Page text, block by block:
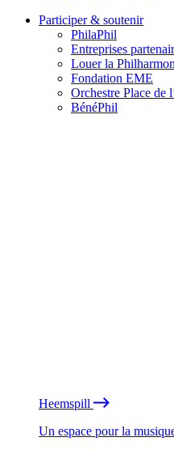
Participer & soutenir
PhilaPhil
Entreprises
Louer la
Fondation EME
Orchestre Place de
BénéPhil
Heemspill
Un espace pour la